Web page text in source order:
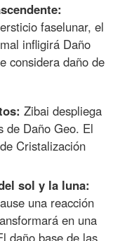
faselunar, el
infligirá Daño
considera daño de
Zibai despliega
de Daño Geo. El
Cristalización
sol y la luna:
una reacción
en una